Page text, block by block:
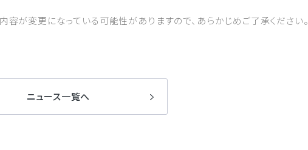
容が変更になっている可能性がありますので、あらかじめご了承ください。
ニュース一覧へ